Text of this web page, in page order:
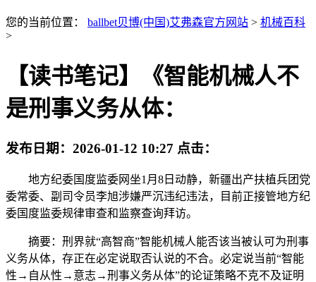
您的当前位置： ballbet贝博(中国)艾弗森官方网站 > 机械百科
>
【读书笔记】《智能机械人不
是刑事义务从体：
发布日期： 2026-01-12 10:27 点击：
地方纪委国度监委网坐1月8日动静，新疆出产扶植兵团党
委常委、副司令员李旭涉嫌严沉违纪违法，目前正接管地方纪
委国度监委规律审查和监察查询拜访。
摘要：刑界就“高智商”智能机械人能否该当被认可为刑事
义务从体，存正在必定说取否认说的不合。必定说当前“智能
性→自从性→意志→刑事义务从体”的论证策略不克不及证明